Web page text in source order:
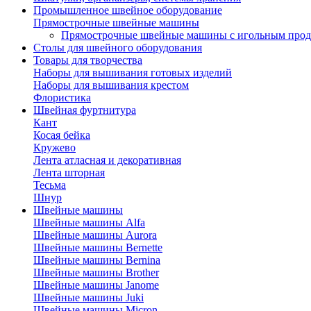
Промышленное швейное оборудование
Прямострочные швейные машины
Прямострочные швейные машины с игольным
Столы для швейного оборудования
Товары для творчества
Наборы для вышивания готовых изделий
Наборы для вышивания крестом
Флористика
Швейная фуртнитура
Кант
Косая бейка
Кружево
Лента aтласная и декоративная
Лента шторная
Тесьма
Шнур
Швейные машины
Швейные машины Alfa
Швейные машины Aurora
Швейные машины Bernette
Швейные машины Bernina
Швейные машины Brother
Швейные машины Janome
Швейные машины Juki